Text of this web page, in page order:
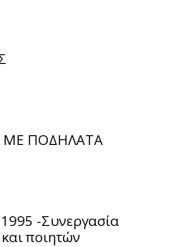
ΜΕ ΠΟΔΗΛΑΤΑ
-Συνεργασία
ποιητών